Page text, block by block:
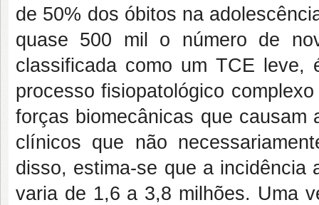
de 50% dos óbitos na
quase 500 mil o número de
classificada como um TCE leve,
processo fisiopatológico
forças biomecânicas que causam
clínicos que não
disso, estima-se que a incidência
varia de 1,6 a 3,8 milhões. Uma